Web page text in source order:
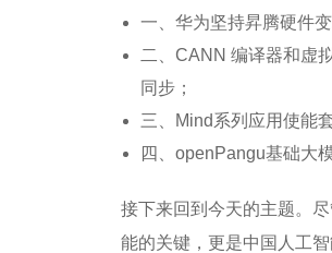
一、华为坚持昇腾硬件变
二、CANN 编译器和虚
同步；
三、Mind系列应用使能
四、openPangu基础大
接下来回到今天的主题。
能的关键，更是中国人工智